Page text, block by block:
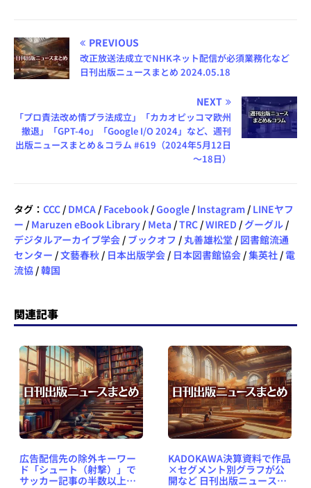
PREVIOUS
改正放送法成立でNHKネット配信が必須業務化など
日刊出版ニュースまとめ 2024.05.18
NEXT
「プロ責法改め情プラ法成立」「カカオピッコマ欧州
撤退」「GPT-4o」「Google I/O 2024」など、週刊
出版ニュースまとめ＆コラム #619（2024年5月12日
～18日）
タグ： CCC / DMCA / Facebook /Google / Instagram / LINEヤフ
ー / Maruzen eBook Library / Meta /TRC /WIRED / グーグル /
デジタルアーカイブ学会 / ブックオフ / 丸善雄松堂 / 図書館流通
センター /文藝春秋 / 日本出版学会 / 日本図書館協会 /集英社 / 電
流協 /韓国
関連記事
広告配信先の除外キーワー
ド「シュート（射撃）」で
サッカー記事の半数以上が
KADOKAWA決算資料で作品
×セグメント別グラフが公
開など 日刊出版ニュースま